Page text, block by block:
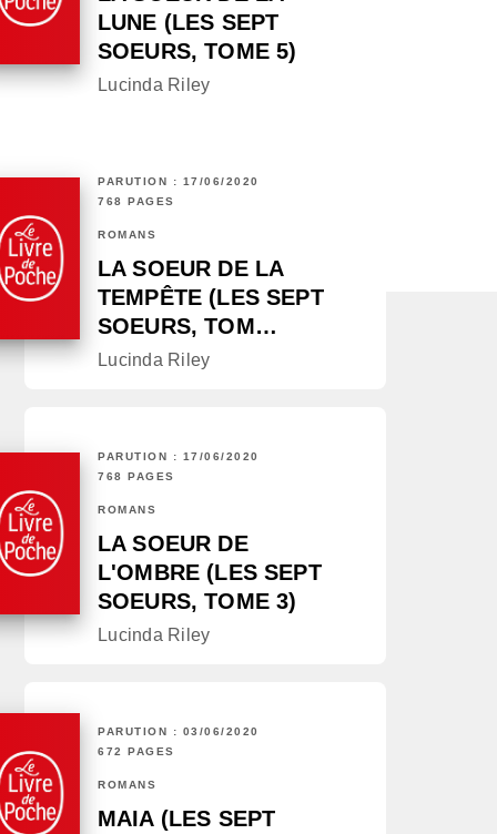
LUNE (LES SEPT
SOEURS, TOME 5)
Lucinda Riley
PARUTION : 17/06/2020
768 PAGES
ROMANS
LA SOEUR DE LA
TEMPÊTE (LES SEPT
SOEURS, TOM…
Lucinda Riley
PARUTION : 17/06/2020
768 PAGES
ROMANS
LA SOEUR DE
L'OMBRE (LES SEPT
SOEURS, TOME 3)
Lucinda Riley
PARUTION : 03/06/2020
672 PAGES
ROMANS
MAIA (LES SEPT